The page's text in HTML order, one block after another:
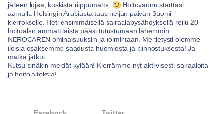
jälleen lujaa, kuskista riippumatta.
Hoitovaunu starttasi
aamulla Helsingin Arabiasta taas neljän päivän Suomi-
kierrokselle. Heti ensimmäisellä sairaalapysähdyksellä reilu 20
hoitoalan ammattilaista pääsi tutustumaan lähemmin
NEROCAREN ominaisuuksiin ja toimintaan. Me tietysti olemme
iloisia osaksemme saadusta huomiosta ja kiinnostuksesta! Ja
matka jatkuu…
Kutsu sinäkin meidät kylään! Kierrämme nyt aktiivisesti sairaaloita
ja hoitolaitoksia!
Facebook Twitter